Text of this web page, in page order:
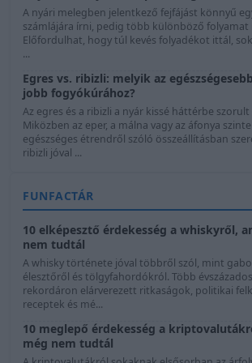
A nyári melegben jelentkező fejfájást könnyű
számlájára írni, pedig több különböző
Előfordulhat, hogy túl kevés folyadékot ittál,
...
Egres vs. ribizli: melyik az
jobb fogyókúrához?
Az egres és a ribizli a nyár kissé háttérbe
Miközben az eper, a málna vagy az áfonya
egészséges étrendről szóló összeállításban
ribizli jóval ...
FUNFACTÁR
10 elképesztő érdekesség a whiskyről,
nem tudtál
A whisky története jóval többről szól, mint
élesztőről és tölgyfahordókról. Több
rekordáron elárverezett ritkaságok, politikai
receptek és mé...
10 meglepő érdekesség a
még nem tudtál